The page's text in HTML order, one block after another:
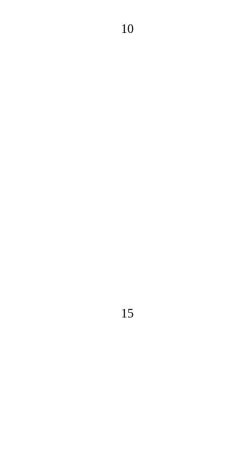
10
15